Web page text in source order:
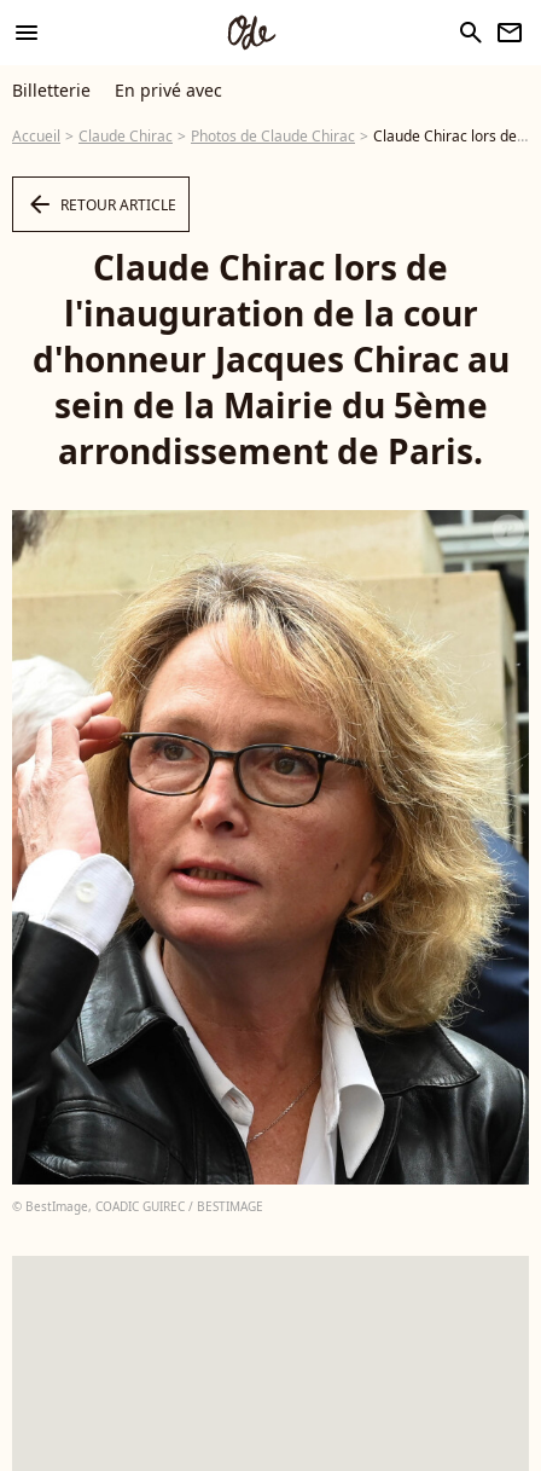
menu search newsletter
Billetterie En privé avec
Accueil Claude Chirac Photos de Claude Chirac Claude Chirac lors de l'inauguration de la cour d'honneur Jacques Chirac au sein de la Mairie du 5ème arrondissement de Paris. © Coadic GUIREC / Bestimage - Photo
arrow_left RETOUR ARTICLE
Claude Chirac lors de
l'inauguration de la cour
d'honneur Jacques Chirac au
sein de la Mairie du 5ème
arrondissement de Paris.
© BestImage, COADIC GUIREC / BESTIMAGE